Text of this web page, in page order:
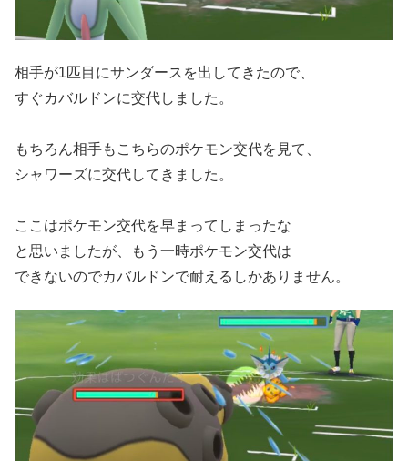
相手が1匹目にサンダースを出してきたので、
すぐカバルドンに交代しました。
もちろん相手もこちらのポケモン交代を見て、
シャワーズに交代してきました。
ここはポケモン交代を早まってしまったな
と思いましたが、もう一時ポケモン交代は
できないのでカバルドンで耐えるしかありません。